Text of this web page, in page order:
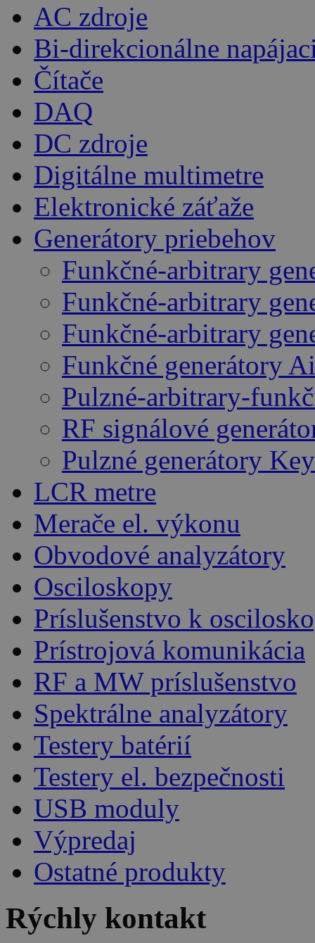
AC zdroje
Bi-direkcionálne
Čítače
DAQ
DC zdroje
Digitálne multimetre
Elektronické záťaže
Generátory priebehov
Funkčné-arbitrary
Funkčné-arbitrary
Funkčné-arbitrary
Funkčné generátory
Pulzné-arbitrary-
RF signálové
Pulzné generátory
LCR metre
Merače el. výkonu
Obvodové analyzátory
Osciloskopy
Príslušenstvo k
Prístrojová komunikácia
RF a MW príslušenstvo
Spektrálne analyzátory
Testery batérií
Testery el. bezpečnosti
USB moduly
Výpredaj
Ostatné produkty
Rýchly kontakt